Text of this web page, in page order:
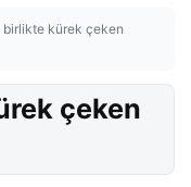
birlikte kürek çeken
çeken